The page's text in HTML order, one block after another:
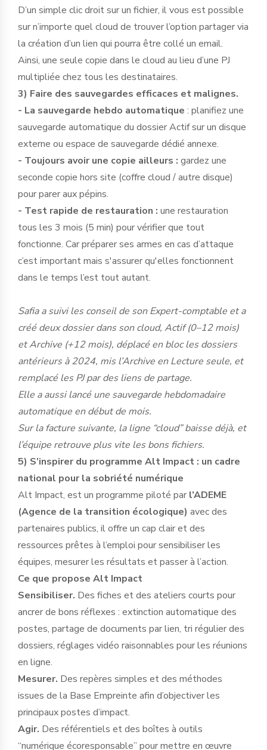
D’un simple clic droit sur un fichier, il vous est possible
sur n’importe quel cloud de trouver l’option partager via
la création d’un lien qui pourra être collé un email.
Ainsi, une seule copie dans le cloud au lieu d’une PJ
multipliée chez tous les destinataires.
3) Faire des sauvegardes efficaces et malignes.
- La sauvegarde hebdo automatique : planifiez une
sauvegarde automatique du dossier Actif sur un disque
externe ou espace de sauvegarde dédié annexe.
- Toujours avoir une copie ailleurs : gardez une
seconde copie hors site (coffre cloud / autre disque)
pour parer aux pépins.
- Test rapide de restauration : une restauration
tous les 3 mois (5 min) pour vérifier que tout
fonctionne. Car préparer ses armes en cas d’attaque
c’est important mais s'assurer qu'elles fonctionnent
dans le temps l’est tout autant.
Safia a suivi les conseil de son Expert-comptable et a
créé deux dossier dans son cloud, Actif (0–12 mois)
et Archive (+12 mois), déplacé en bloc les dossiers
antérieurs à 2024, mis l’Archive en Lecture seule, et
remplacé les PJ par des liens de partage.
Elle a aussi lancé une sauvegarde hebdomadaire
automatique en début de mois.
Sur la facture suivante, la ligne “cloud” baisse déjà, et
l’équipe retrouve plus vite les bons fichiers.
5) S’inspirer du programme Alt Impact : un cadre
national pour la sobriété numérique
Alt Impact, est un programme piloté par l’ADEME
(Agence de la transition écologique) avec des
partenaires publics, il offre un cap clair et des
ressources prêtes à l’emploi pour sensibiliser les
équipes, mesurer les résultats et passer à l’action.
Ce que propose Alt Impact
Sensibiliser. Des fiches et des ateliers courts pour
ancrer de bons réflexes : extinction automatique des
postes, partage de documents par lien, tri régulier des
dossiers, réglages vidéo raisonnables pour les réunions
en ligne.
Mesurer. Des repères simples et des méthodes
issues de la Base Empreinte afin d’objectiver les
principaux postes d’impact.
Agir. Des référentiels et des boîtes à outils
“numérique écoresponsable” pour mettre en œuvre